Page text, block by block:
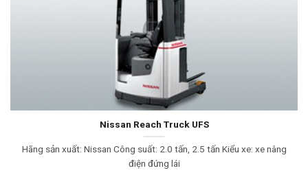
Nissan Reach Truck UFS
Hãng sản xuất: Nissan Công suất: 2.0 tấn, 2.5 tấn Kiểu xe: xe nâng
điện đứng lái